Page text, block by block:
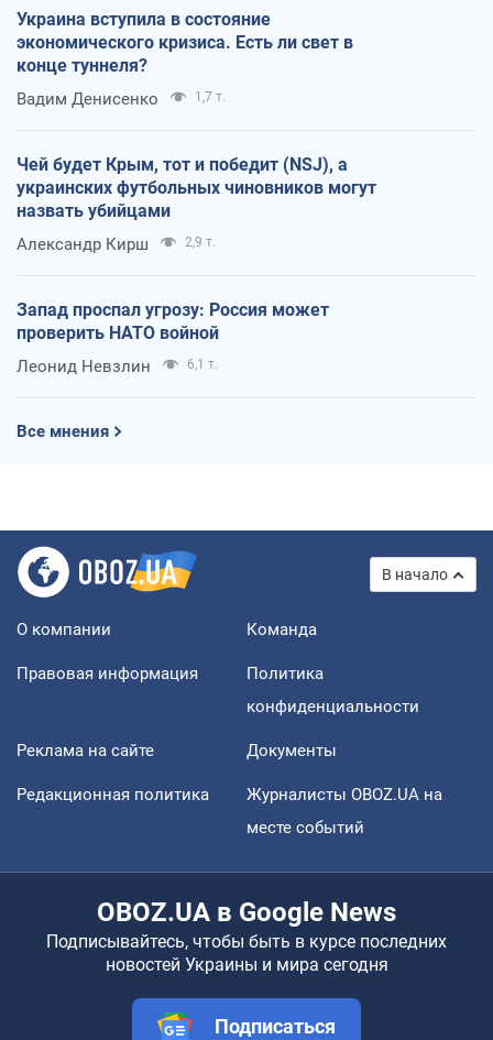
Украина вступила в состояние
экономического кризиса. Есть ли свет в
конце туннеля?
Вадим Денисенко 1,7 т.
Чей будет Крым, тот и победит (NSJ), а
украинских футбольных чиновников могут
назвать убийцами
Александр Кирш 2,9 т.
Запад проспал угрозу: Россия может
проверить НАТО войной
Леонид Невзлин 6,1 т.
Все мнения
В начало
О компании Команда
Правовая информация
Политика
конфиденциальности
Реклама на сайте Документы
Редакционная политика
Журналисты OBOZ.UA на
месте событий
OBOZ.UA в Google News
Подписывайтесь, чтобы быть в курсе последних
новостей Украины и мира сегодня
Подписаться